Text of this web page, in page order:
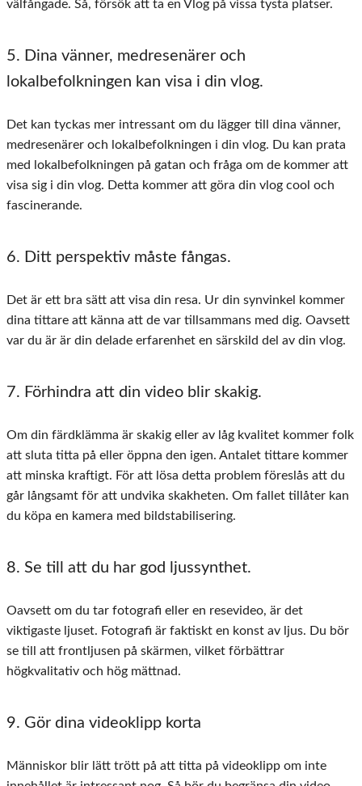
välfångade. Så, försök att ta en Vlog på vissa tysta platser.
5. Dina vänner, medresenärer och
lokalbefolkningen kan visa i din vlog.
Det kan tyckas mer intressant om du lägger till dina vänner,
medresenärer och lokalbefolkningen i din vlog. Du kan prata
med lokalbefolkningen på gatan och fråga om de kommer att
visa sig i din vlog. Detta kommer att göra din vlog cool och
fascinerande.
6. Ditt perspektiv måste fångas.
Det är ett bra sätt att visa din resa. Ur din synvinkel kommer
dina tittare att känna att de var tillsammans med dig. Oavsett
var du är är din delade erfarenhet en särskild del av din vlog.
7. Förhindra att din video blir skakig.
Om din färdklämma är skakig eller av låg kvalitet kommer folk
att sluta titta på eller öppna den igen. Antalet tittare kommer
att minska kraftigt. För att lösa detta problem föreslås att du
går långsamt för att undvika skakheten. Om fallet tillåter kan
du köpa en kamera med bildstabilisering.
8. Se till att du har god ljussynthet.
Oavsett om du tar fotografi eller en resevideo, är det
viktigaste ljuset. Fotografi är faktiskt en konst av ljus. Du bör
se till att frontljusen på skärmen, vilket förbättrar
högkvalitativ och hög mättnad.
9. Gör dina videoklipp korta
Människor blir lätt trött på att titta på videoklipp om inte